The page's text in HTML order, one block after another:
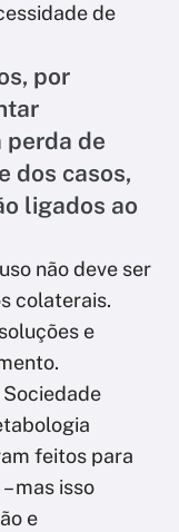
de
por
perda de
dos casos,
ligados ao
não deve ser
colaterais.
e
feitos para
mas isso
e